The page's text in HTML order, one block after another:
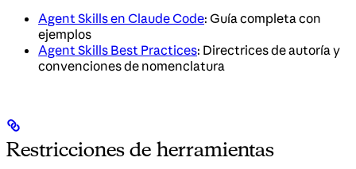
Agent Skills en Claude Code: Guía completa con
ejemplos
Agent Skills Best Practices: Directrices de autoría y
convenciones de nomenclatura
Restricciones de herramientas